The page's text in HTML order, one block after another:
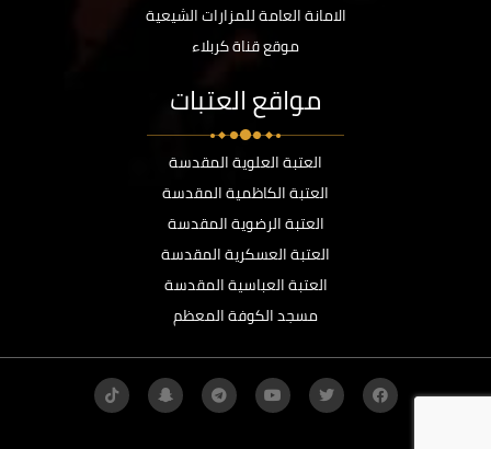
الامانة العامة للمزارات الشيعية
موقع قناة كربلاء
مواقع العتبات
العتبة العلوية المقدسة
العتبة الكاظمية المقدسة
العتبة الرضوية المقدسة
العتبة العسكرية المقدسة
العتبة العباسية المقدسة
مسجد الكوفة المعظم